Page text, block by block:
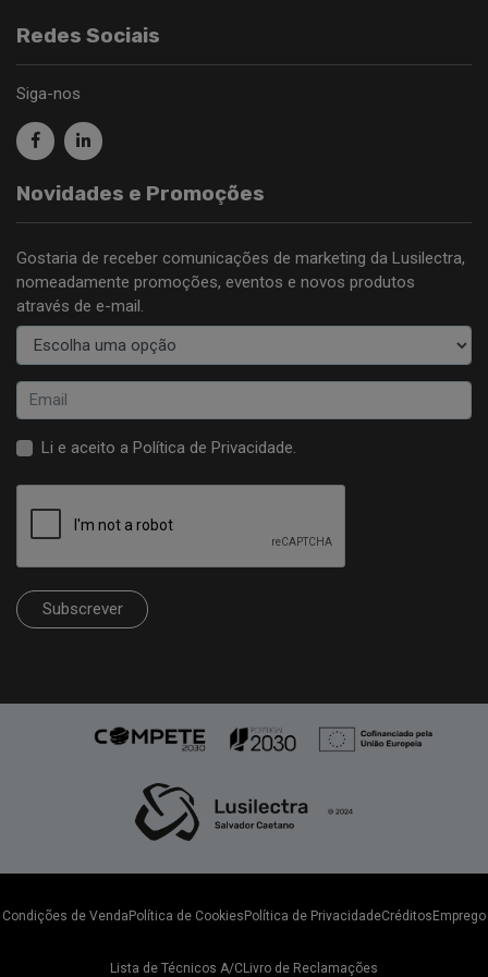
Redes Sociais
Siga-nos
Novidades e Promoções
Gostaria de receber comunicações de marketing da Lusilectra,
nomeadamente promoções, eventos e novos produtos
através de e-mail.
Li e aceito a Política de Privacidade.
Subscrever
Condições de Venda Política de Cookies Política de PrivacidadeCréditos Emprego
Lista de Técnicos A/CLivro de Reclamações